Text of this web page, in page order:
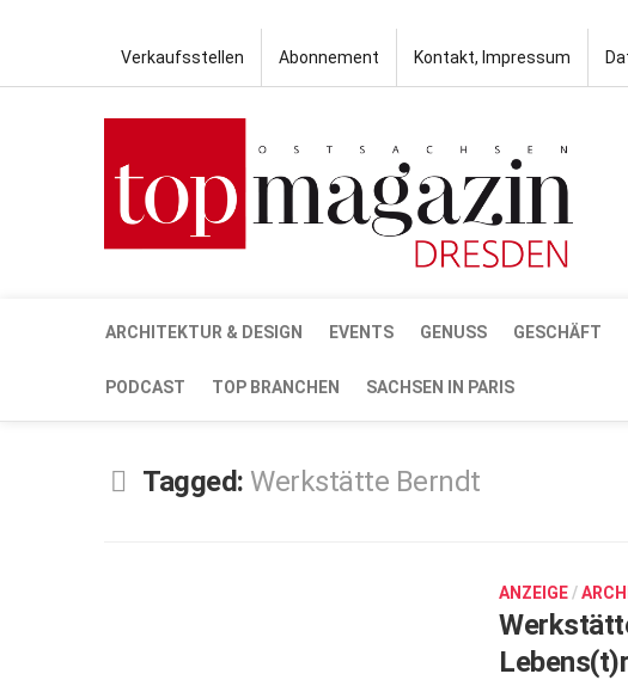
Verkaufsstellen Abonnement Kontakt, Impressum
ARCHITEKTUR & DESIGN EVENTS GENUSS GESCHÄFT
PODCAST TOP BRANCHEN SACHSEN IN PARIS
Tagged: Werkstätte Berndt
ANZEIGE /